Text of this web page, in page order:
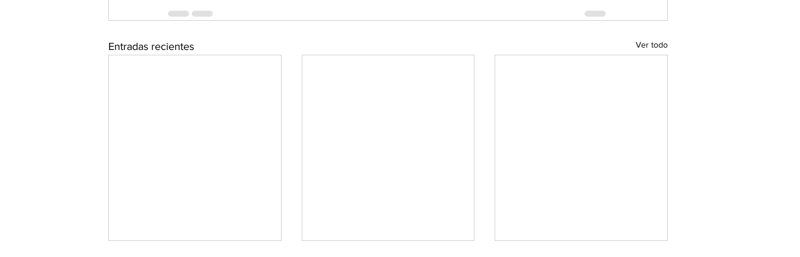
Entradas recientes Ver todo